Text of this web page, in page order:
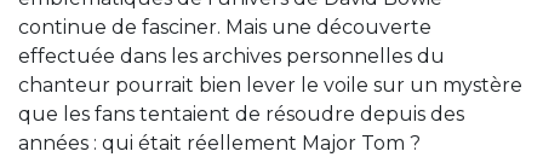
continue de fasciner. Mais une découverte
effectuée dans les archives personnelles du
chanteur pourrait bien lever le voile sur un mystère
que les fans tentaient de résoudre depuis des
années : qui était réellement Major Tom ?